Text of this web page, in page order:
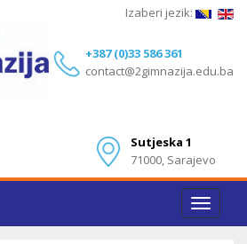
+387 (0)33 586 361
contact@2gimnazija.edu.ba
Sutjeska 1
71000, Sarajevo
Izaberi jezik:
Toggle